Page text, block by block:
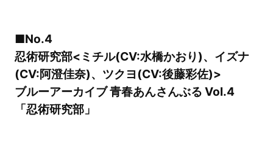
■No.4
忍術研究部<ミチル(CV:水橋かおり)、イズナ
(CV:阿澄佳奈)、ツクヨ(CV:後藤彩佐)>
ブルーアーカイブ 青春あんさんぶる Vol.4
「忍術研究部」